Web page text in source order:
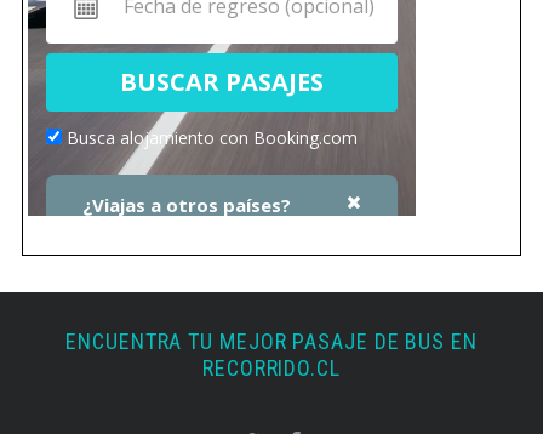
ENCUENTRA TU MEJOR PASAJE DE BUS EN
RECORRIDO.CL